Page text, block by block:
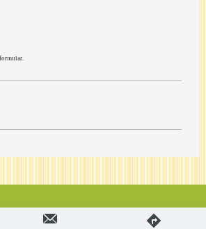
E-Shop erstellt.